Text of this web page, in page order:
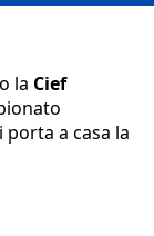
la Cief
a casa la